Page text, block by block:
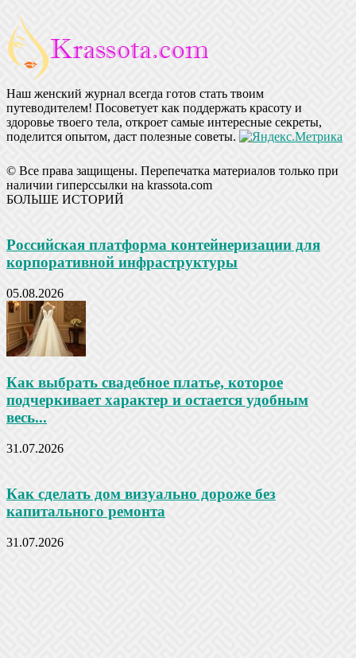
Наш женский журнал всегда готов стать твоим
путеводителем! Посоветует как поддержать красоту и
здоровье твоего тела, откроет самые интересные секреты,
поделится опытом, даст полезные советы.
© Все права защищены. Перепечатка материалов только при
наличии гиперссылки на krassota.com
БОЛЬШЕ ИСТОРИЙ
Российская платформа контейнеризации для
корпоративной инфраструктуры
05.08.2026
Как выбрать свадебное платье, которое
подчеркивает характер и остается удобным
весь...
31.07.2026
Как сделать дом визуально дороже без
капитального ремонта
31.07.2026